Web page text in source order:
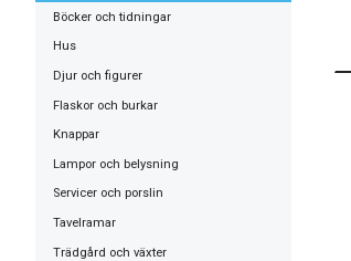
Böcker och tidningar
Hus
Djur och figurer
Flaskor och burkar
Knappar
Lampor och belysning
Servicer och porslin
Tavelramar
Trädgård och växter